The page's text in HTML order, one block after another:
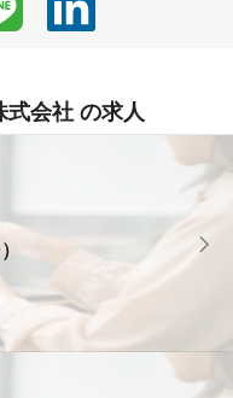
式会社 の求人